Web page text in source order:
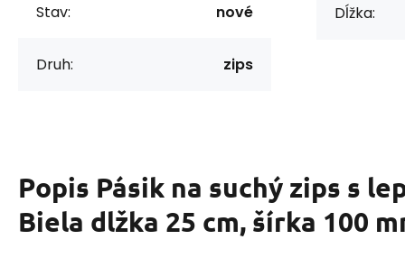
Stav: nové
Druh: zips
Dĺžka:
Popis Pásik na suchý zips s
Biela dlžka 25 cm, šírka 100